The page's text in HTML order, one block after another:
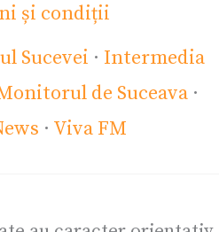
și condiții
Sucevei · Intermedia
de Suceava ·
· Viva FM